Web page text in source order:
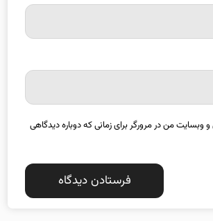
و وبسایت من در مرورگر برای زمانی که دوباره دیدگاهی